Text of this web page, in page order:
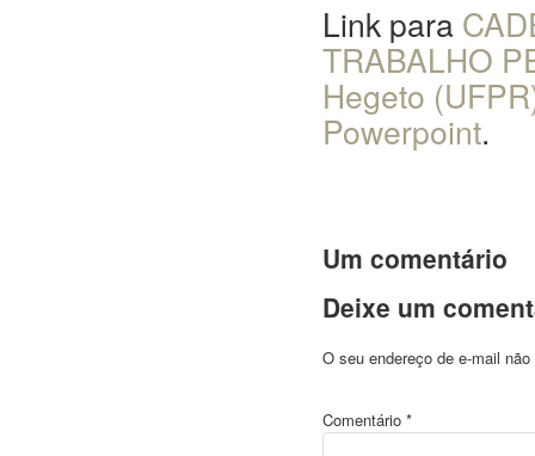
Link para
TRABALHO
Hegeto
Powerpoint.
Um comentário
Deixe um
O seu endereço de e-mail
Comentário *